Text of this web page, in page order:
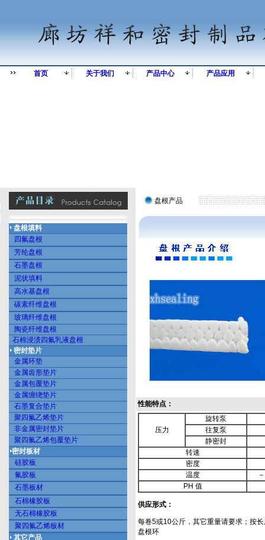
首页 关于我们 产品中心 产品应用
盘根填料
四氟盘根
芳纶盘根
石墨盘根
泥状填料
高水基盘根
碳素纤维盘根
玻璃纤维盘根
陶瓷纤维盘根
石棉浸渍四氟乳液盘根
密封垫片
金属环垫
金属齿形垫片
金属包覆垫片
金属缠绕垫片
石墨复合垫片
聚四氟乙烯垫片
非金属密封垫片
聚四氟乙烯包覆垫片
密封板材
硅胶板
氟胶板
石墨板材
石棉橡胶板
无石棉橡胶板
聚四氟乙烯板材
其它产品
盘根产品
性能特点：
压力
旋转泵
往复泵
静密封
转速
密度
温度
PH 值
供应形式：
每卷5或10公斤，其它重量请要求；按
盘根环